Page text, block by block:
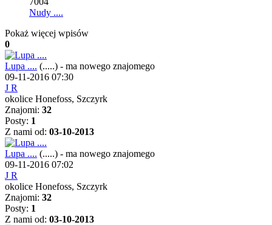
Nudy ....
Pokaż więcej wpisów
0
Lupa .... (.....) - ma nowego znajomego
09-11-2016 07:30
J R
okolice Honefoss, Szczyrk
Znajomi: 32
Posty: 1
Z nami od: 03-10-2013
Lupa .... (.....) - ma nowego znajomego
09-11-2016 07:02
J R
okolice Honefoss, Szczyrk
Znajomi: 32
Posty: 1
Z nami od: 03-10-2013